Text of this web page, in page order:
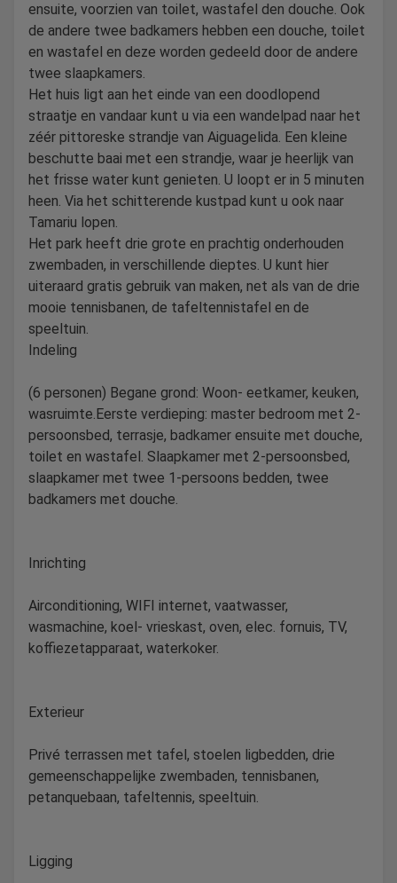
ensuite, voorzien van toilet, wastafel den douche. Ook
de andere twee badkamers hebben een douche, toilet
en wastafel en deze worden gedeeld door de andere
twee slaapkamers.
Het huis ligt aan het einde van een doodlopend
straatje en vandaar kunt u via een wandelpad naar het
zéér pittoreske strandje van Aiguagelida. Een kleine
beschutte baai met een strandje, waar je heerlijk van
het frisse water kunt genieten. U loopt er in 5 minuten
heen. Via het schitterende kustpad kunt u ook naar
Tamariu lopen.
Het park heeft drie grote en prachtig onderhouden
zwembaden, in verschillende dieptes. U kunt hier
uiteraard gratis gebruik van maken, net als van de drie
mooie tennisbanen, de tafeltennistafel en de
speeltuin.
Indeling
(6 personen) Begane grond: Woon- eetkamer, keuken,
wasruimte.Eerste verdieping: master bedroom met 2-
persoonsbed, terrasje, badkamer ensuite met douche,
toilet en wastafel. Slaapkamer met 2-persoonsbed,
slaapkamer met twee 1-persoons bedden, twee
badkamers met douche.
Inrichting
Airconditioning, WIFI internet, vaatwasser,
wasmachine, koel- vrieskast, oven, elec. fornuis, TV,
koffiezetapparaat, waterkoker.
Exterieur
Privé terrassen met tafel, stoelen ligbedden, drie
gemeenschappelijke zwembaden, tennisbanen,
petanquebaan, tafeltennis, speeltuin.
Ligging